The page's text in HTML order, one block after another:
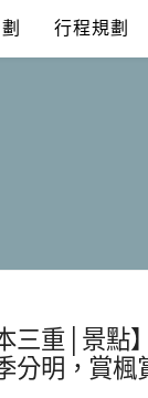
行程規劃
三重│景點
分明，賞楓